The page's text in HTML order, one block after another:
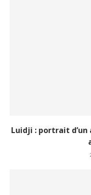
Luidji : portrait